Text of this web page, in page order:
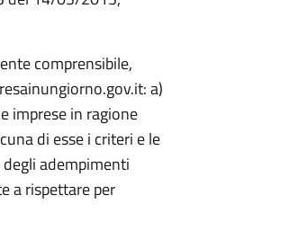
comprensibile,
a)
imprese in ragione
di esse i criteri e le
adempimenti
a rispettare per